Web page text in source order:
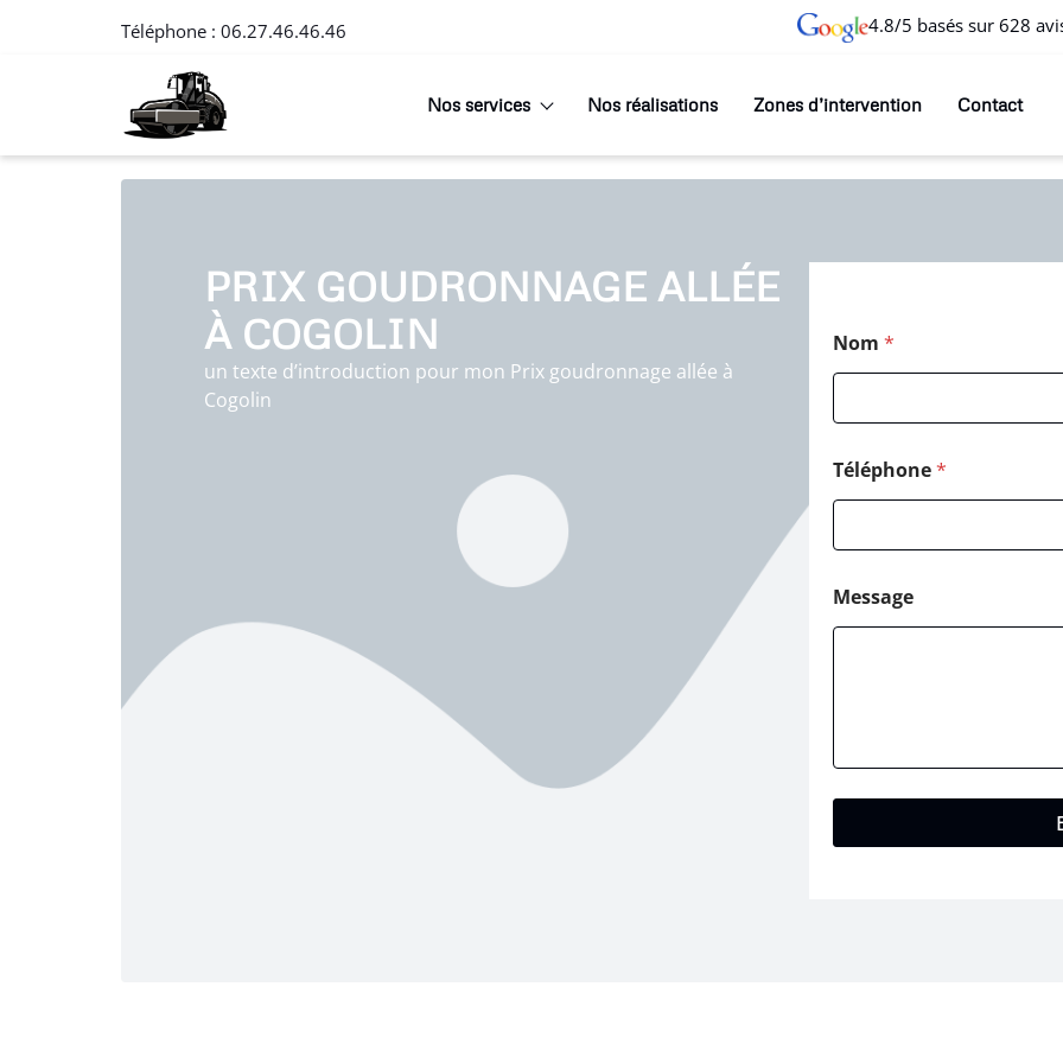
Téléphone : 06.27.46.46.46 4.8/5 basés sur 628
Nos services Nos réalisations Zones d’intervention Contact
PRIX GOUDRONNAGE ALLÉE
À COGOLIN
un texte d’introduction pour mon Prix goudronnage allée à
Cogolin
Nom *
Téléphone*
Message